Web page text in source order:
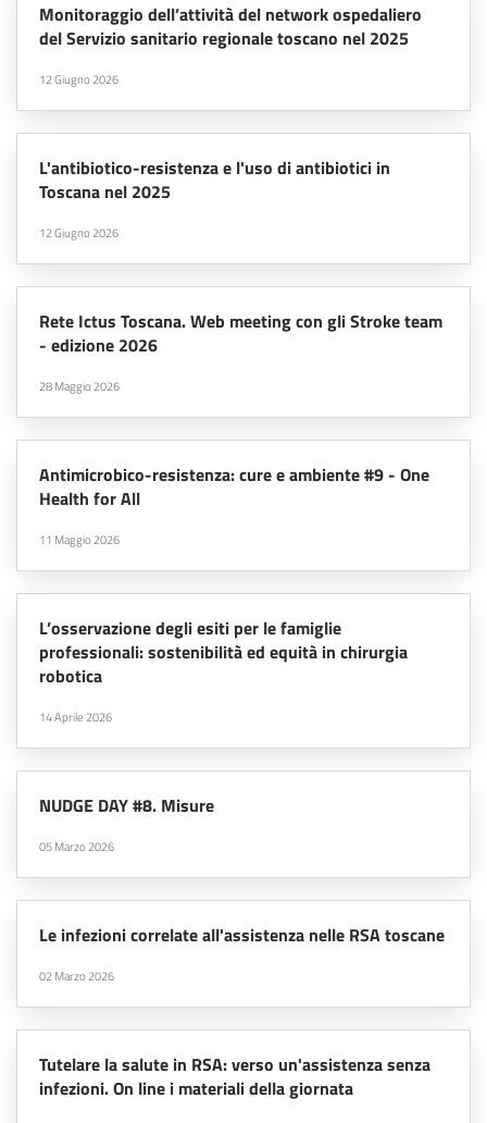
Monitoraggio dell’attività del network ospedaliero
del Servizio sanitario regionale toscano nel 2025
12 Giugno 2026
L'antibiotico-resistenza e l'uso di antibiotici in
Toscana nel 2025
12 Giugno 2026
Rete Ictus Toscana. Web meeting con gli Stroke team
- edizione 2026
28 Maggio 2026
Antimicrobico-resistenza: cure e ambiente #9 - One
Health for All
11 Maggio 2026
L’osservazione degli esiti per le famiglie
professionali: sostenibilità ed equità in chirurgia
robotica
14 Aprile 2026
NUDGE DAY #8. Misure
05 Marzo 2026
Le infezioni correlate all'assistenza nelle RSA toscane
02 Marzo 2026
Tutelare la salute in RSA: verso un'assistenza senza
infezioni. On line i materiali della giornata